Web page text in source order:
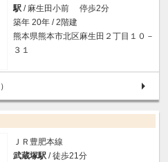
駅 / 麻生田小前 停歩2分
築年 20年 / 2階建
熊本県熊本市北区麻生田２丁目１０－
３１
）
ＪＲ豊肥本線
武蔵塚駅 / 徒歩21分